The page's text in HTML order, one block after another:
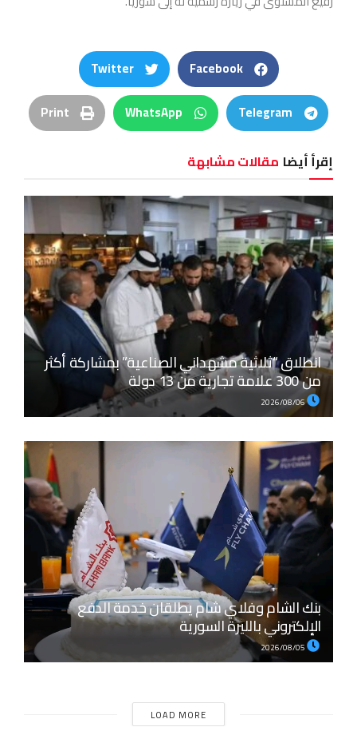
Facebook
Twitter
Telegram
WhatsApp
Print
إقرأ أيضا مقالات مشابهة
انطلاق “ثلاثية مشهداني الصناعية” بمشاركة أكثر
من 300 علامة تجارية من 13 دولة
2026/08/06
بنك الشام وفلاي شام يطلقان خدمة الدفع
الإلكتروني بالليرة السورية
LOAD MORE